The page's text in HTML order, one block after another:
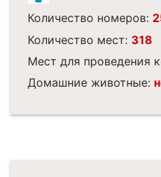
Количество номеров:
Количество мест: 318
Мест для проведения
Домашние животные: